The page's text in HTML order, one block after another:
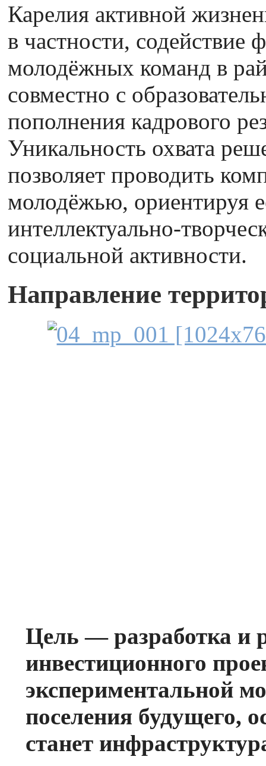
Карелия активной
в частности, содействие
молодёжных команд в
совместно с
пополнения кадрового
Уникальность охвата
позволяет проводить
молодёжью, ориентируя
интеллектуально-
социальной активности.
Направление
Цель — разработка и
инвестиционного
экспериментальной
поселения будущего,
станет